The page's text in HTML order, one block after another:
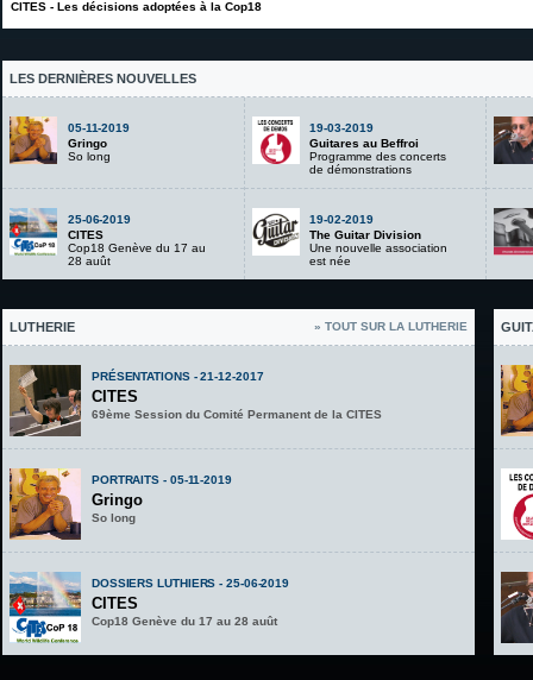
CITES - Les décisions adoptées à la Cop18
LES DERNIÈRES NOUVELLES
05-11-2019
Gringo
So long
25-06-2019
CITES
Cop18 Genève du 17 au
28 auût
19-03-2019
Guitares au Beffroi
Programme des concerts
de démonstrations
19-02-2019
The Guitar Division
Une nouvelle association
est née
LUTHERIE » TOUT SUR LA LUTHERIE
PRÉSENTATIONS - 21-12-2017
CITES
69ème Session du Comité Permanent de la CITES
PORTRAITS - 05-11-2019
Gringo
So long
DOSSIERS LUTHIERS - 25-06-2019
CITES
Cop18 Genève du 17 au 28 auût